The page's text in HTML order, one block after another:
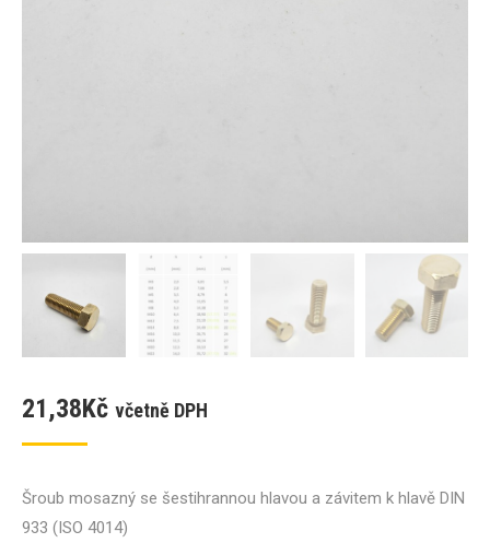
21,38Kč včetně DPH
Šroub mosazný se šestihrannou hlavou a závitem k hlavě DIN
933 (ISO 4014)